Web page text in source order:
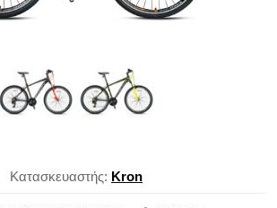
Κατασκευαστής: Kron